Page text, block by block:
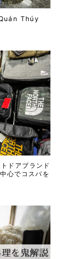
Quán Thúy
ドアブランド
心でコスパを